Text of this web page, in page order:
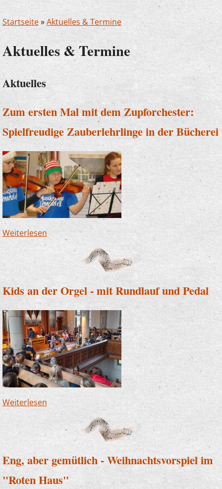
Startseite»Aktuelles & Termine
Aktuelles & Termine
Aktuelles
Zum ersten Mal mit dem Zupforchester:
Spielfreudige Zauberlehrlinge in der Bücherei
Weiterlesen über Zum ersten Mal mit dem Zupforchester:
Spielfreudige Zauberlehrlinge in der Bücherei
Kids an der Orgel - mit Rundlauf und Pedal
Weiterlesen über Kids an der Orgel - mit Rundlauf und
Pedal
Eng, aber gemütlich - Weihnachtsvorspiel im
"Roten Haus"